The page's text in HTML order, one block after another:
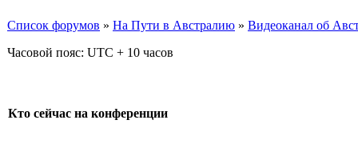
Список форумов » На Пути в Австралию » Видеоканал об
Часовой пояс: UTC + 10 часов
Кто сейчас на конференции